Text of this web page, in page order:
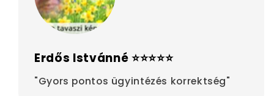
Erdős Istvánné ⭐⭐⭐⭐⭐
"Gyors pontos ügyintézés korrektség"